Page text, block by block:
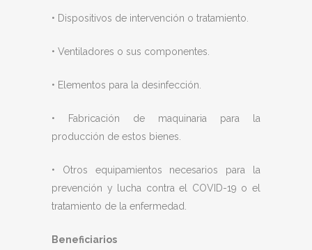
• Dispositivos de intervención o tratamiento.
• Ventiladores o sus componentes.
• Elementos para la desinfección.
• Fabricación de maquinaria para la
producción de estos bienes.
• Otros equipamientos necesarios para la
prevención y lucha contra el COVID-19 o el
tratamiento de la enfermedad.
Beneficiarios